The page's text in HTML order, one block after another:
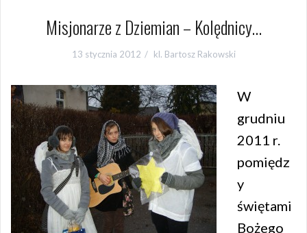
Misjonarze z Dziemian – Kolędnicy…
13 stycznia 2012 kl. Bartosz Rakowski
W
grudniu
2011 r.
pomiędz
y
świętami
Bożego